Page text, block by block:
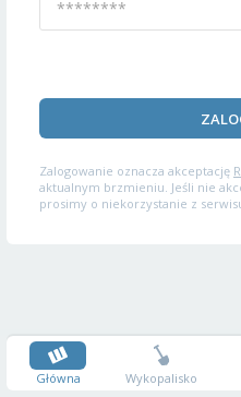
Zalogowanie oznacza akceptację
aktualnym brzmieniu. Jeśli nie
prosimy o niekorzystanie z
Główna Wykopalisko